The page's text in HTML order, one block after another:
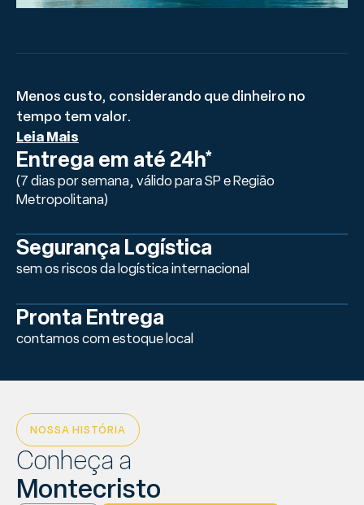
Menos custo, considerando que dinheiro no
tempo tem valor.
Leia Mais
Entrega em até 24h*
(7 dias por semana, válido para SP e Região
Metropolitana)
Segurança Logística
sem os riscos da logística internacional
Pronta Entrega
contamos com estoque local
NOSSA HISTÓRIA
Conheça a
Montecristo